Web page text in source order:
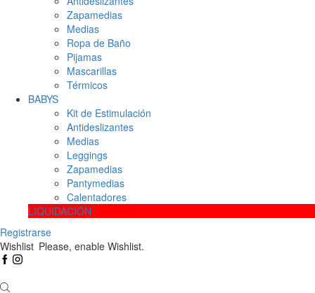
Zapamedias
Medias
Ropa de Baño
Pijamas
Mascarillas
Térmicos
BABYS
Kit de Estimulación
Antideslizantes
Medias
Leggings
Zapamedias
Pantymedias
Calentadores
LIQUIDACIÓN
Registrarse
Wishlist Please, enable Wishlist.